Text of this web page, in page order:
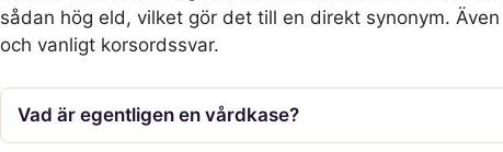
sådan hög eld, vilket gör det till en direkt synonym.
och vanligt korsordssvar.
Vad är egentligen en vårdkase?